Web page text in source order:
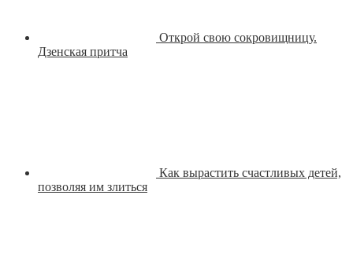
Открой свою сокровищницу.
Дзенская притча
Как вырастить счастливых детей,
позволяя им злиться